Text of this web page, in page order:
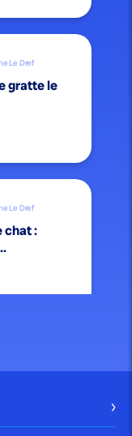
Le Dref
gratte le
Le Dref
chat :
chat :